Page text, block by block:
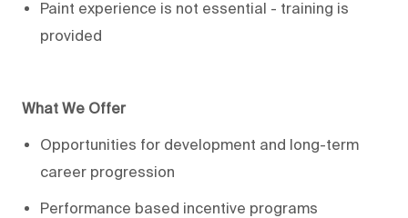
Paint experience is not essential - training is
provided
What We Offer
Opportunities for development and long-term
career progression
Performance based incentive programs